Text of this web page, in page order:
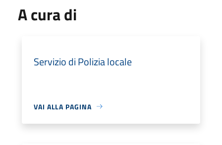
A cura di
Servizio di Polizia locale
VAI ALLA PAGINA